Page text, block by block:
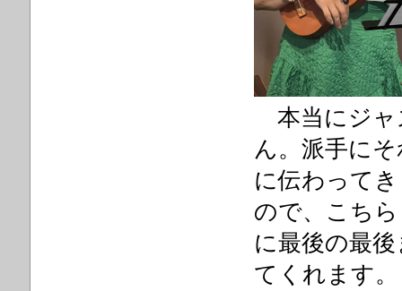
本当にジャ
ん。派手に
に伝わって
ので、こち
に最後の最
てくれます。